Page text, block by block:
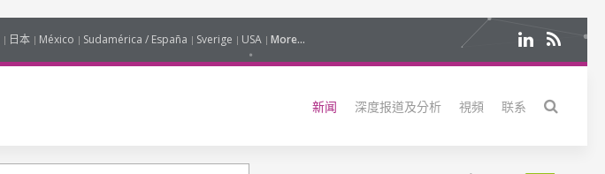
日本 México Sudamérica / España Sverige USA More...
新闻 深度报道及分析 視頻 联系